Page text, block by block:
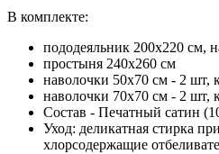
В комплекте:
пододеяльник 200х220 см,
простыня 240х260 см
наволочки 50х70 см - 2 шт,
наволочки 70х70 см - 2 шт,
Состав - Печатный сатин
Уход: деликатная стирка
хлорсодержащие